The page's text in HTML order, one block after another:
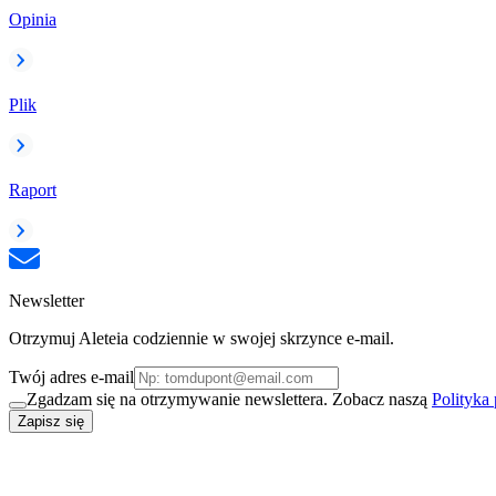
Opinia
Plik
Raport
Newsletter
Otrzymuj Aleteia codziennie w swojej skrzynce e-mail.
Twój adres e-mail
Zgadzam się na otrzymywanie newslettera. Zobacz naszą Polityka
Zapisz się